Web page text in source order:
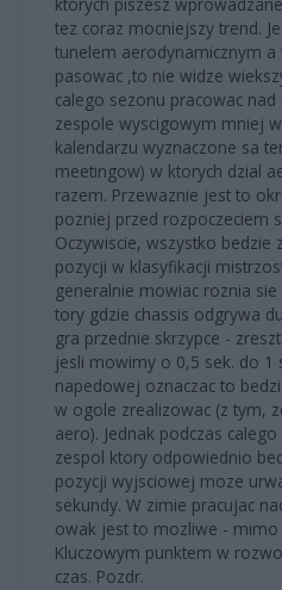
tez coraz mocniejszy trend.
tunelem aerodynamicznym
pasowac ,to nie widze
calego sezonu pracowac nad
zespole wyscigowym mniej
kalendarzu wyznaczone sa
meetingow) w ktorych dzial
razem. Przewaznie jest to
pozniej przed rozpoczeciem
Oczywiscie, wszystko bedzie
pozycji w klasyfikacji
generalnie mowiac roznia
tory gdzie chassis odgrywa
gra przednie skrzypce -
jesli mowimy o 0,5 sek. do
napedowej oznaczac to
w ogole zrealizowac (z tym,
aero). Jednak podczas
zespol ktory odpowiednio
pozycji wyjsciowej moze
sekundy. W zimie pracujac
owak jest to mozliwe - mimo
Kluczowym punktem w
czas. Pozdr.